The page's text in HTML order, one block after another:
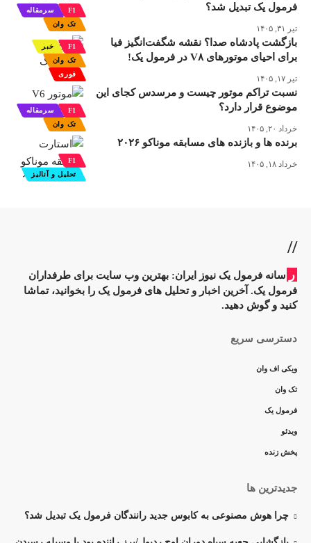
F1
سرمقاله
تک وان
فرمول یک تبدیل شد؟
تیر ۳۱, ۱۴۰۵
F1
خبر
تک وان
فوری
بازگشت پادشاه صدا؟ نقشه شگفت‌انگیز فیا
برای احیای موتورهای V۸ در فرمول یک!
تیر ۱۷, ۱۴۰۵
F1
سرمقاله
تک وان
نسبت تراکم موتور چیست و مرسدس کجای این
موضوع قرار دارد؟
خرداد ۲۰, ۱۴۰۵
F1
تحلیل و آنالیز
برنده ها و بازنده های مسابقه موناکو ۲۰۲۶
خرداد ۱۸, ۱۴۰۵
//
ر
سانه فرمول یک نیوز ایران: بهترین وب سایت برای طرفداران
فرمول یک. آخرین اخبار و تحلیل های فرمول یک را بخوانید، تماشا
کنید و گوش دهید.
دسترسی سریع
ویکی اف وان
تک وان
فرمول یک
ویدئو
پخش زنده
جدیدترین ها
چرا هوش مصنوعی به کابوس جدید رانندگان فرمول یک تبدیل شد؟